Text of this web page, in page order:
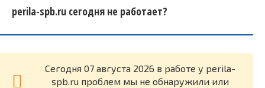
perila-spb.ru сегодня не работает?
Cегодня 07 августа 2026 в работе у perila-
spb.ru проблем мы не обнаружили или